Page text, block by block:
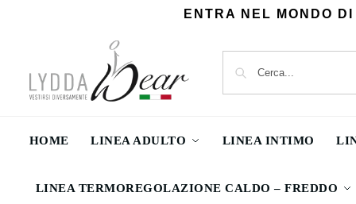
ENTRA NEL MONDO
HOME LINEA ADULTO LINEA INTIMO
LINEA TERMOREGOLAZIONE CALDO – FREDDO